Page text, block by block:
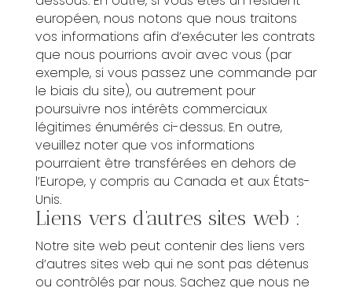
européen, nous notons que nous traitons
vos informations afin d’exécuter les contrats
que nous pourrions avoir avec vous (par
exemple, si vous passez une commande par
le biais du site), ou autrement pour
poursuivre nos intérêts commerciaux
légitimes énumérés ci-dessus. En outre,
veuillez noter que vos informations
pourraient être transférées en dehors de
l’Europe, y compris au Canada et aux États-
Unis.
Liens vers d’autres sites web :
Notre site web peut contenir des liens vers
d’autres sites web qui ne sont pas détenus
ou contrôlés par nous. Sachez que nous ne